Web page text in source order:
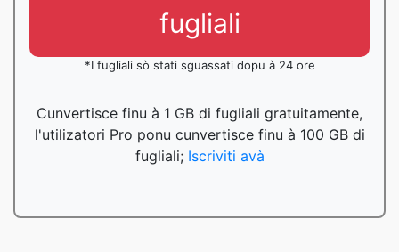
fugliali
*I fugliali sò stati sguassati dopu à 24 ore
Cunvertisce finu à 1 GB di fugliali gratuitamente,
l'utilizatori Pro ponu cunvertisce finu à 100 GB di
fugliali; Iscriviti avà